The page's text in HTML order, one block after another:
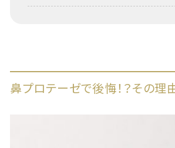
鼻プロテーゼで後悔！？その理